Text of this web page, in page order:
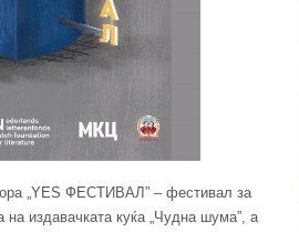
„YES ФЕСТИВАЛ” – фестивал за
на издавачката куќа „Чудна шума”, а